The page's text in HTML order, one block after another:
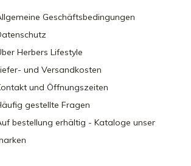
Geschäftsbedingungen
Herbers Lifestyle
und Versandkosten
und Öffnungszeiten
gestellte Fragen
bestellung erhältig - Kataloge unser